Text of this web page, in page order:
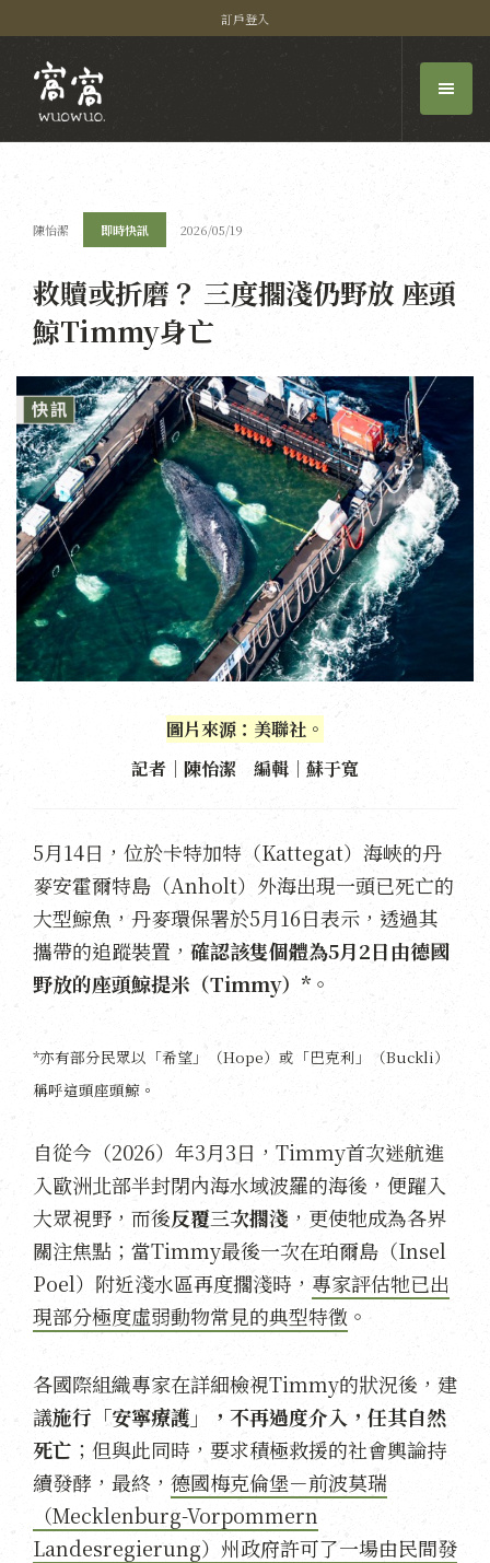
訂戶登入
陳怡潔 即時快訊 2026/05/19
救贖或折磨？ 三度擱淺仍野放 座頭
鯨Timmy身亡
圖片來源：美聯社。
記者｜陳怡潔 編輯｜蘇于寬
5月14日，位於卡特加特（Kattegat）海峽的丹
麥安霍爾特島（Anholt）外海出現一頭已死亡的
大型鯨魚，丹麥環保署於5月16日表示，透過其
攜帶的追蹤裝置， 確認該隻個體為5月2日由德國
野放的座頭鯨提米（Timmy）* 。
*亦有部分民眾以「希望」（Hope）或「巴克利」（Buckli）
稱呼這頭座頭鯨。
自從今（2026）年3月3日，Timmy首次迷航進
入歐洲北部半封閉內海水域波羅的海後，便躍入
大眾視野，而後反覆三次擱淺 ，更使牠成為各界
關注焦點；當Timmy最後一次在珀爾島（Insel
Poel）附近淺水區再度擱淺時， 專家評估牠已出
現部分極度虛弱動物常見的典型特徵 。
各國際組織專家在詳細檢視Timmy的狀況後，建
議施行「安寧療護」，不再過度介入，任其自然
死亡 ；但與此同時，要求積極救援的社會輿論持
續發酵，最終， 德國梅克倫堡－前波莫瑞
（Mecklenburg-Vorpommern
Landesregierung）州政府許可了一場由民間發